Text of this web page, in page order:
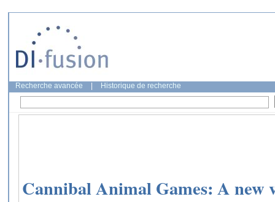
Recherche avancée Historique de recherche
Cannibal Animal Games: A new